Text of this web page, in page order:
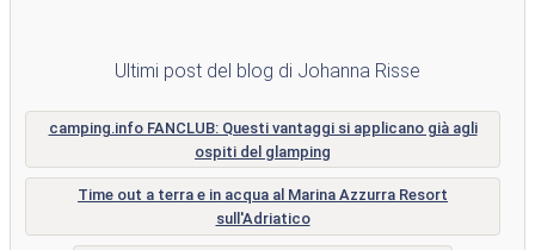
Ultimi post del blog di Johanna Risse
camping.info FANCLUB: Questi vantaggi si applicano già agli
ospiti del glamping
Time out a terra e in acqua al Marina Azzurra Resort
sull'Adriatico